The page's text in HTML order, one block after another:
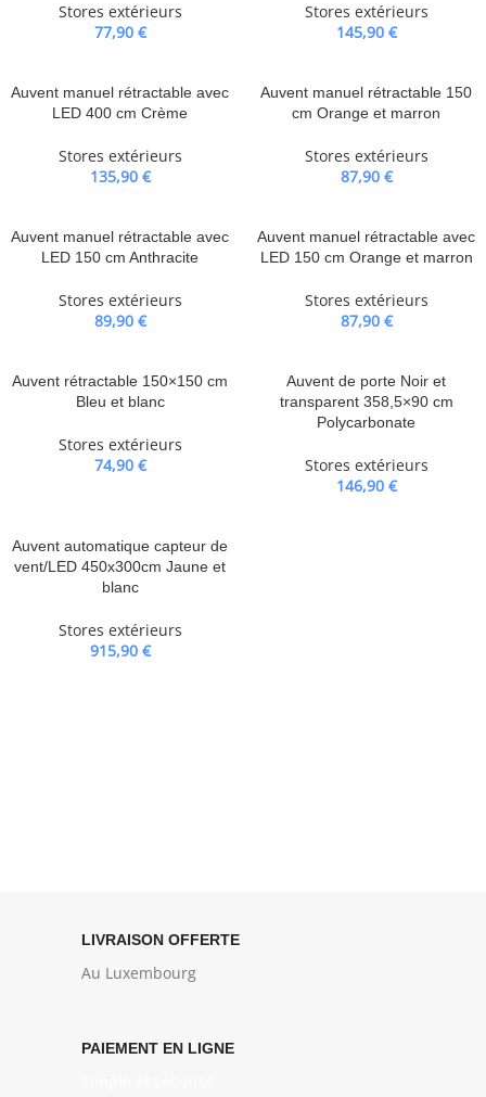
Stores extérieurs
77,90 €
Stores extérieurs
145,90 €
Auvent manuel rétractable avec
LED 400 cm Crème
Stores extérieurs
135,90 €
Auvent manuel rétractable 150
cm Orange et marron
Stores extérieurs
87,90 €
Auvent manuel rétractable avec
LED 150 cm Anthracite
Stores extérieurs
89,90 €
Auvent manuel rétractable avec
LED 150 cm Orange et marron
Stores extérieurs
87,90 €
Auvent rétractable 150×150 cm
Bleu et blanc
Stores extérieurs
74,90 €
Auvent de porte Noir et
transparent 358,5×90 cm
Polycarbonate
Stores extérieurs
146,90 €
Auvent automatique capteur de
vent/LED 450x300cm Jaune et
blanc
Stores extérieurs
915,90 €
LIVRAISON OFFERTE
Au Luxembourg
PAIEMENT EN LIGNE